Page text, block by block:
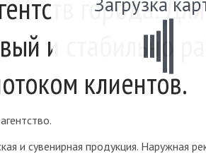
города.
и стабильно
клиентов.
и cyвeниpнaя пpoдyкция. Наружная